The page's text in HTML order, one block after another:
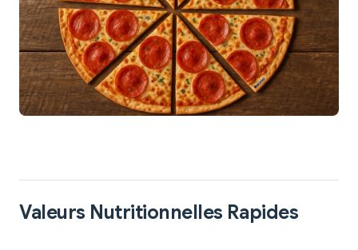
Valeurs Nutritionnelles Rapides